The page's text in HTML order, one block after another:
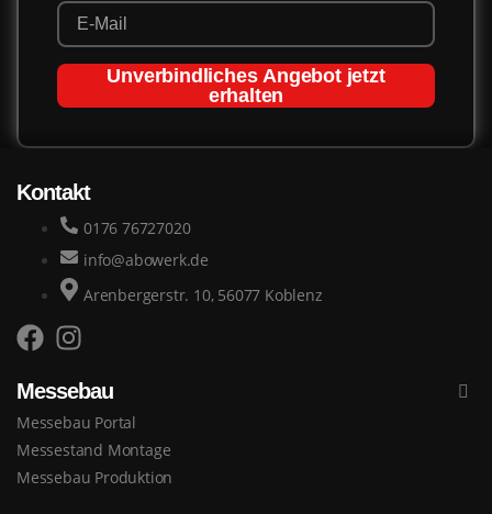
Unverbindliches Angebot jetzt
erhalten
Kontakt
0176 76727020
info@abowerk.de
Arenbergerstr. 10, 56077 Koblenz
Messebau
Messebau Portal
Messestand Montage
Messebau Produktion